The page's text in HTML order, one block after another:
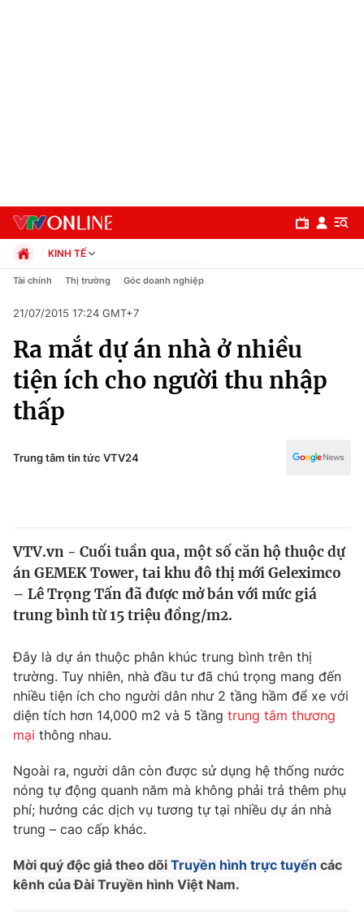
Chuyên mục
Chính trị
Xã hội
Pháp luật
Thế giới
Tin tức
Thế giới đó đây
Câu chuyện quốc tế
Kinh tế
Thị trường
Góc doanh nghiệp
Dữ liệu và đời sống
Truyền hình
Phim VTV
Hậu trường
Nhân vật
Khán giả
Giải sao mai
Giải trí
Điện ảnh
Âm nhạc
Đời sống
Du lịch
Làm đẹp
Chất lượng cuộc sống
Giáo dục
Tuyển sinh
Công nghệ
KINH TẾ
Chính trị
Pháp luật
Kinh tế
Thể thao
Truyền hình
Văn hóa - Giải trí
Y tế
Tài chính Thị trường Góc doanh nghiệp
21/07/2015 17:24 GMT+7
Ra mắt dự án nhà ở nhiều
tiện ích cho người thu nhập
thấp
Trung tâm tin tức VTV24
VTV.vn - Cuối tuần qua, một số căn hộ thuộc dự
án GEMEK Tower, tai khu đô thị mới Geleximco
– Lê Trọng Tấn đã được mở bán với mức giá
trung bình từ 15 triệu đồng/m2.
Đây là dự án thuộc phân khúc trung bình trên thị
trường. Tuy nhiên, nhà đầu tư đã chú trọng mang đến
nhiều tiện ích cho người dân như 2 tầng hầm để xe với
diện tích hơn 14,000 m2 và 5 tầng trung tâm thương
mại thông nhau.
Ngoài ra, người dân còn được sử dụng hệ thống nước
nóng tự động quanh năm mà không phải trả thêm phụ
phí; hưởng các dịch vụ tương tự tại nhiều dự án nhà
trung – cao cấp khác.
Mời quý độc giả theo dõi Truyền hình trực tuyến các
kênh của Đài Truyền hình Việt Nam.